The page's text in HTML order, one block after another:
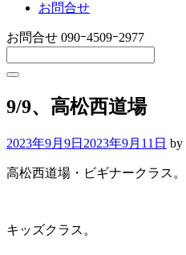
お問合せ
お問合せ 090ｰ4509ｰ2977
9/9、高松西道場
2023年9月9日 2023年9月11日 by
高松西道場・ビギナークラス。
キッズクラス。